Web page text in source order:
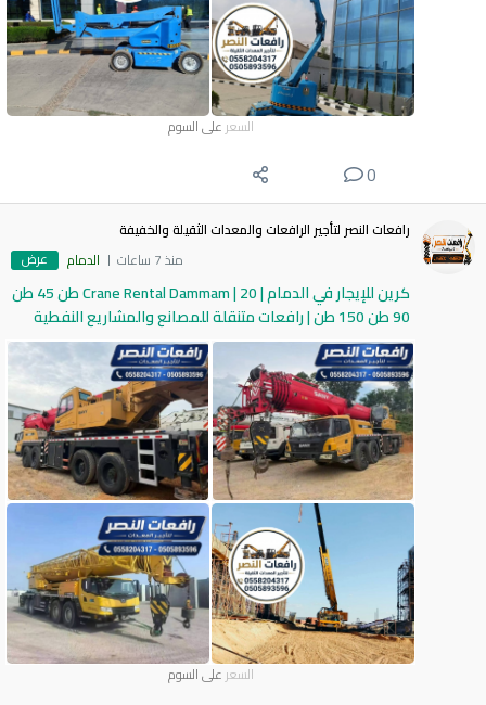
السعر على السوم
0
رافعات النصر لتأجير الرافعات والمعدات الثقيلة والخفيفة
منذ 7 ساعات
الدمام عرض
كرين للإيجار في الدمام | Crane Rental Dammam | 20 طن 45 طن
90 طن 150 طن | رافعات متنقلة للمصانع والمشاريع النفطية
السعر على السوم